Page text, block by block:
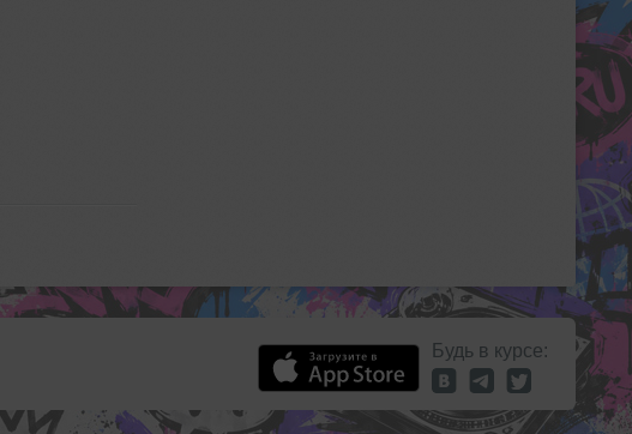
Будь в курсе: